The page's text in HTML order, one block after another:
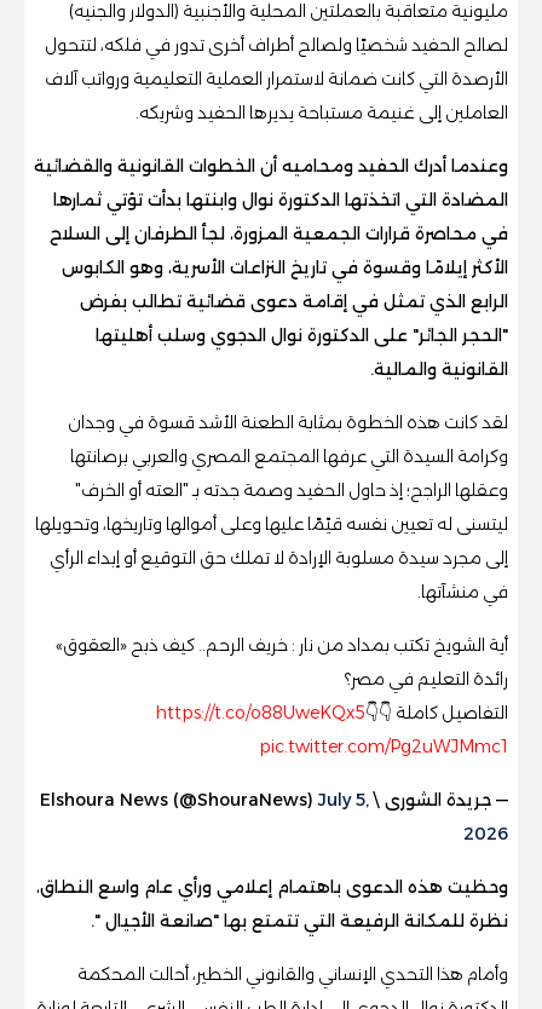
مليونية متعاقبة بالعملتين المحلية والأجنبية (الدولار والجنيه)
لصالح الحفيد شخصيًا ولصالح أطراف أخرى تدور في فلكه، لتتحول
الأرصدة التي كانت ضمانة لاستمرار العملية التعليمية ورواتب آلاف
العاملين إلى غنيمة مستباحة يديرها الحفيد وشريكه.
وعندما أدرك الحفيد ومحاميه أن الخطوات القانونية والقضائية
المضادة التي اتخذتها الدكتورة نوال وابنتها بدأت تؤتي ثمارها
في محاصرة قرارات الجمعية المزورة، لجأ الطرفان إلى السلاح
الأكثر إيلامًا وقسوة في تاريخ النزاعات الأسرية، وهو الكابوس
الرابع الذي تمثل في إقامة دعوى قضائية تطالب بفرض
"الحجر الجائر" على الدكتورة نوال الدجوي وسلب أهليتها
القانونية والمالية.
لقد كانت هذه الخطوة بمثابة الطعنة الأشد قسوة في وجدان
وكرامة السيدة التي عرفها المجتمع المصري والعربي برصانتها
وعقلها الراجح؛ إذ حاول الحفيد وصمة جدته بـ "العته أو الخرف"
ليتسنى له تعيين نفسه قيّمًا عليها وعلى أموالها وتاريخها، وتحويلها
إلى مجرد سيدة مسلوبة الإرادة لا تملك حق التوقيع أو إبداء الرأي
في منشآتها.
أية الشويخ تكتب بمداد من نار : خريف الرحم.. كيف ذبح «العقوق»
رائدة التعليم في مصر؟
التفاصيل كاملة 👇👇https://t.co/o88UweKQx5
pic.twitter.com/Pg2uWJMmc1
— جريدة الشورى \ Elshoura News (@ShouraNews)July 5,
2026
وحظيت هذه الدعوى باهتمام إعلامي ورأي عام واسع النطاق،
نظرة للمكانة الرفيعة التي تتمتع بها "صانعة الأجيال ".
وأمام هذا التحدي الإنساني والقانوني الخطير، أحالت المحكمة